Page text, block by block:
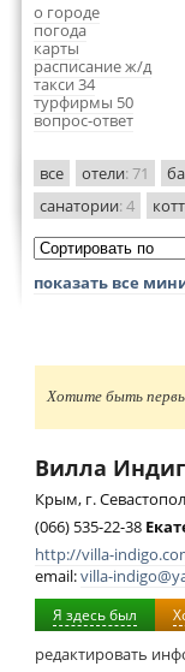
о городе
погода
карты
расписание ж/д
такси 34
турфирмы 50
вопрос-ответ
все отели: 71
санатории: 4
показать все
Хотите быть
Вилла
Крым, г.
(066) 535-22-38
http://villa-
email:villa-
Я здесь был
редактировать